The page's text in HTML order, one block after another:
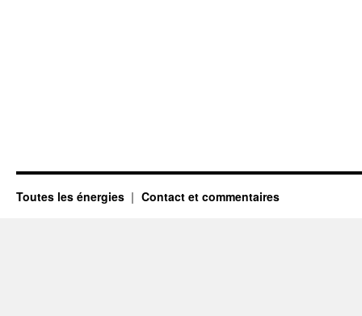
Toutes les énergies Contact et commentaires